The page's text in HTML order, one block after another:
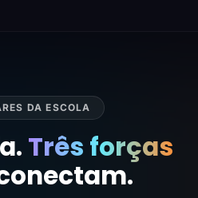
DA ESCOLA
Três forças